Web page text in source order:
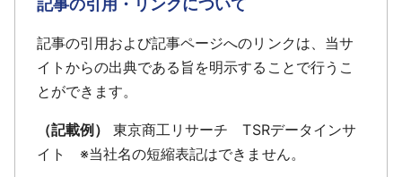
記事の引用および記事ページへのリンクは、当サ
イトからの出典である旨を明示することで行うこ
とができます。
（記載例）
東京商工リサーチ TSRデータインサ
イト ※当社名の短縮表記はできません。